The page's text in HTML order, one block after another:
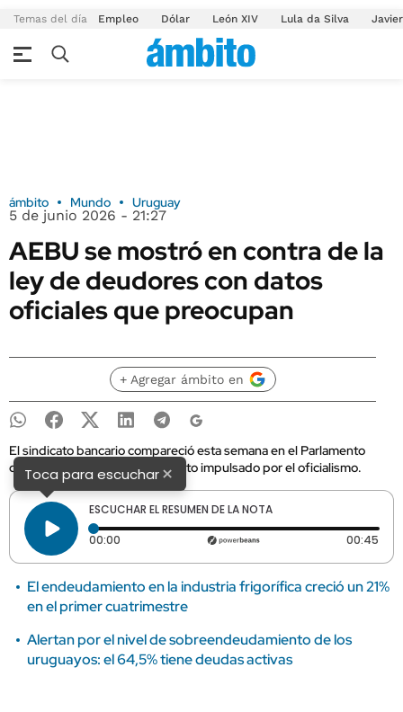
Temas del día Empleo Dólar León XIV Lula da Silva
ámbito Mundo Uruguay
5 de junio 2026 - 21:27
AEBU se mostró en contra de la
ley de deudores con datos
oficiales que preocupan
+ Agregar ámbito en
El sindicato bancario compareció esta semana en el Parlamento
durante la discusión del proyecto impulsado por el oficialismo.
Toca para escuchar×
ESCUCHAR EL RESUMEN DE LA NOTA
00:00 Tiempo transcurrido: 0 segundos 00:45
El endeudamiento en la industria frigorífica creció un 21%
en el primer cuatrimestre
Alertan por el nivel de sobreendeudamiento de los
uruguayos: el 64,5% tiene deudas activas